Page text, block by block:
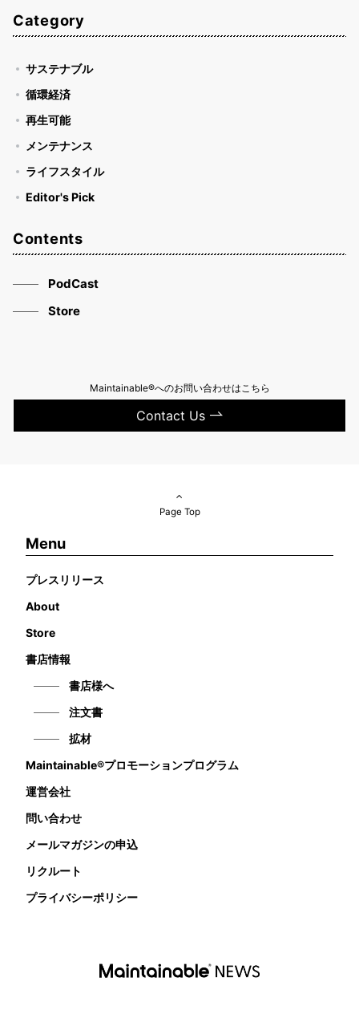
Category
サステナブル
循環経済
再生可能
メンテナンス
ライフスタイル
Editor's Pick
Contents
PodCast
Store
Maintainable®へのお問い合わせはこちら
Contact Us
Page Top
Menu
プレスリリース
About
Store
書店情報
書店様へ
注文書
拡材
Maintainable®プロモーションプログラム
運営会社
問い合わせ
メールマガジンの申込
リクルート
プライバシーポリシー